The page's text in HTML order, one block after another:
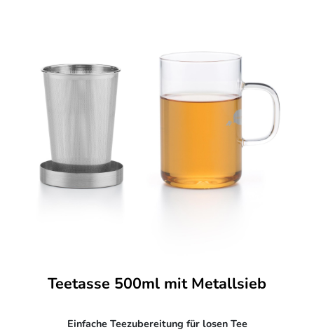
Teetasse 500ml mit Metallsieb
Einfache Teezubereitung für losen Tee